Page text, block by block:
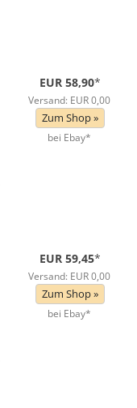
EUR 58,90*
Versand: EUR 0,00
Zum Shop »
bei Ebay*
EUR 59,45*
Versand: EUR 0,00
Zum Shop »
bei Ebay*